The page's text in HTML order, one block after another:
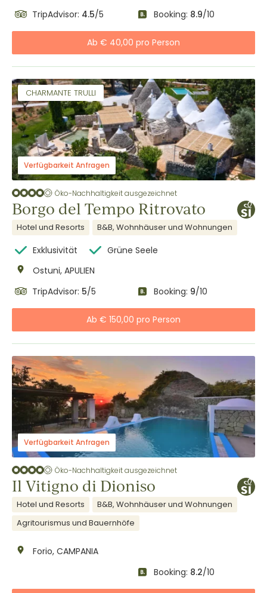
TripAdvisor: 4.5/5 Booking: 8.9/10
Ab € 40,00 pro Person
CHARMANTE TRULLI
Verfügbarkeit Anfragen
Öko-Nachhaltigkeit ausgezeichnet
Borgo del Tempo Ritrovato
Hotel und Resorts B&B, Wohnhäuser und Wohnungen
Exklusivität
Grüne Seele
Ostuni, APULIEN
TripAdvisor: 5/5 Booking: 9/10
Ab € 150,00 pro Person
Verfügbarkeit Anfragen
Öko-Nachhaltigkeit ausgezeichnet
Il Vitigno di Dioniso
Hotel und Resorts
B&B, Wohnhäuser und Wohnungen
Agritourismus und Bauernhöfe
Forio, CAMPANIA
Booking: 8.2/10